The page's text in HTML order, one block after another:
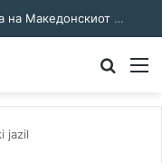
Покраинска поддршка за работата на Македонскиот национален совет: потпишан договор за суфинансирање на активностите
jazil